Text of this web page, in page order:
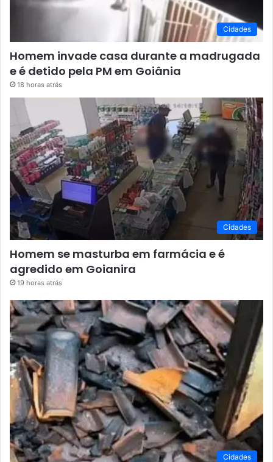
Cidades
Homem invade casa durante a madrugada
e é detido pela PM em Goiânia
18 horas atrás
Cidades
Homem se masturba em farmácia e é
agredido em Goianira
19 horas atrás
Cidades